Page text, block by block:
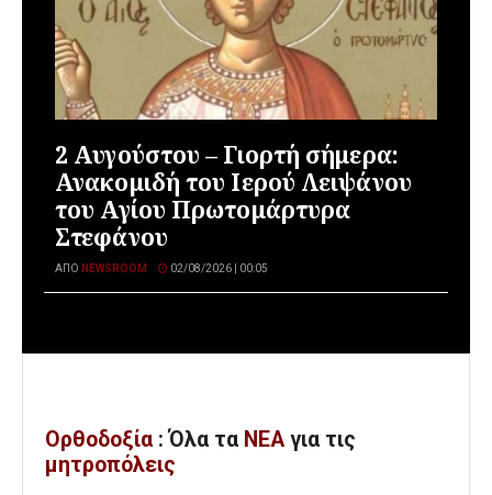
2 Αυγούστου – Γιορτή σήμερα:
Ανακομιδή του Ιερού Λειψάνου
του Αγίου Πρωτομάρτυρα
Στεφάνου
ΑΠΌ NEWSROOM 02/08/2026 | 00:05
Ορθοδοξία : Όλα τα ΝΕΑ για τις
μητροπόλεις